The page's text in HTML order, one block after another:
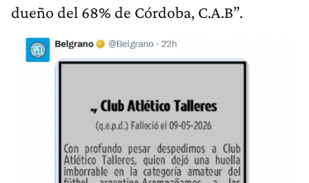
dueño del 68% de Córdoba, C.A.B”.